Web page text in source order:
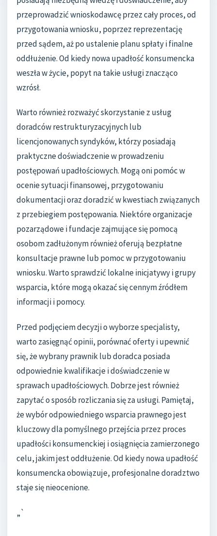
przeprowadzić wnioskodawcę przez cały proces, od
przygotowania wniosku, poprzez reprezentację
przed sądem, aż po ustalenie planu spłaty i finalne
oddłużenie. Od kiedy nowa upadłość konsumencka
weszła w życie, popyt na takie usługi znacząco
wzrósł.
Warto również rozważyć skorzystanie z usług
doradców restrukturyzacyjnych lub
licencjonowanych syndyków, którzy posiadają
praktyczne doświadczenie w prowadzeniu
postępowań upadłościowych. Mogą oni pomóc w
ocenie sytuacji finansowej, przygotowaniu
dokumentacji oraz doradzić w kwestiach związanych
z przebiegiem postępowania. Niektóre organizacje
pozarządowe i fundacje zajmujące się pomocą
osobom zadłużonym również oferują bezpłatne
konsultacje prawne lub pomoc w przygotowaniu
wniosku. Warto sprawdzić lokalne inicjatywy i grupy
wsparcia, które mogą okazać się cennym źródłem
informacji i pomocy.
Przed podjęciem decyzji o wyborze specjalisty,
warto zasięgnąć opinii, porównać oferty i upewnić
się, że wybrany prawnik lub doradca posiada
odpowiednie kwalifikacje i doświadczenie w
sprawach upadłościowych. Dobrze jest również
zapytać o sposób rozliczania się za usługi. Pamiętaj,
że wybór odpowiedniego wsparcia prawnego jest
kluczowy dla pomyślnego przejścia przez proces
upadłości konsumenckiej i osiągnięcia zamierzonego
celu, jakim jest oddłużenie. Od kiedy nowa upadłość
konsumencka obowiązuje, profesjonalne doradztwo
staje się nieocenione.
„`